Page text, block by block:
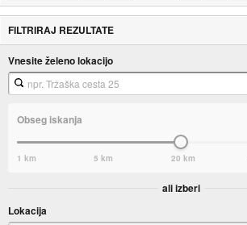
FILTRIRAJ REZULTATE
Vnesite želeno lokacijo
Obseg iskanja
1 km 5 km 20 km
ali izberi
Lokacija